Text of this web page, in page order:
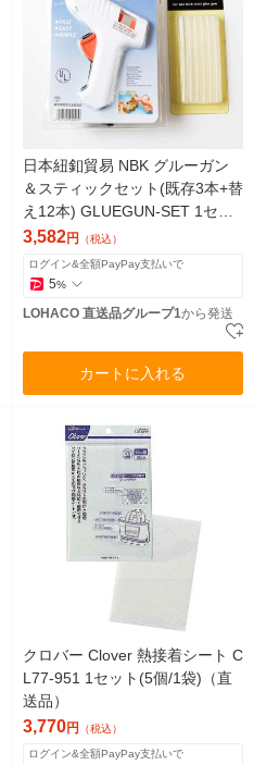
日本紐釦貿易 NBK グルーガン
＆スティックセット(既存3本+替
え12本) GLUEGUN-SET 1セッ
ト(2セット/1セット)（直送品）
3,582円 （税込）
ログイン&全額PayPay支払いで
5%
LOHACO 直送品グループ1から発送
カートに入れる
クロバー Clover 熱接着シート C
L77-951 1セット(5個/1袋)（直
送品）
3,770円 （税込）
ログイン&全額PayPay支払いで